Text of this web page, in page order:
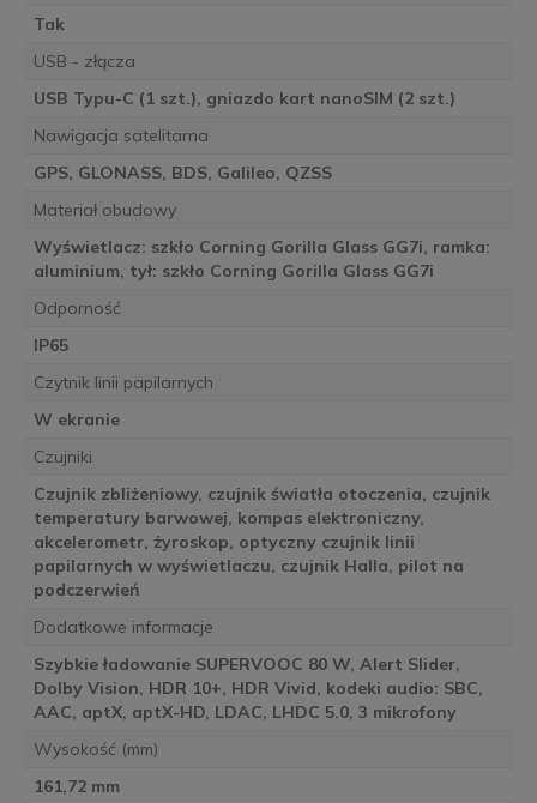
Tak
USB - złącza
USB Typu-C (1 szt.), gniazdo kart nanoSIM (2 szt.)
Nawigacja satelitarna
GPS, GLONASS, BDS, Galileo, QZSS
Materiał obudowy
Wyświetlacz: szkło Corning Gorilla Glass GG7i, ramka:
aluminium, tył: szkło Corning Gorilla Glass GG7i
Odporność
IP65
Czytnik linii papilarnych
W ekranie
Czujniki
Czujnik zbliżeniowy, czujnik światła otoczenia, czujnik
temperatury barwowej, kompas elektroniczny,
akcelerometr, żyroskop, optyczny czujnik linii
papilarnych w wyświetlaczu, czujnik Halla, pilot na
podczerwień
Dodatkowe informacje
Szybkie ładowanie SUPERVOOC 80 W, Alert Slider,
Dolby Vision, HDR 10+, HDR Vivid, kodeki audio: SBC,
AAC, aptX, aptX-HD, LDAC, LHDC 5.0, 3 mikrofony
Wysokość (mm)
161,72 mm